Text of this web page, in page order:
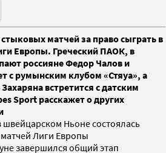
матчей за право сыграть в
Европы. Греческий ПАОК, в
россияне Федор Чалов и
с румынским клубом «Стяуа», а
встретится с датским
Sport расскажет о других
швейцарском Ньоне состоялась
Лиги Европы
завершился общий этап